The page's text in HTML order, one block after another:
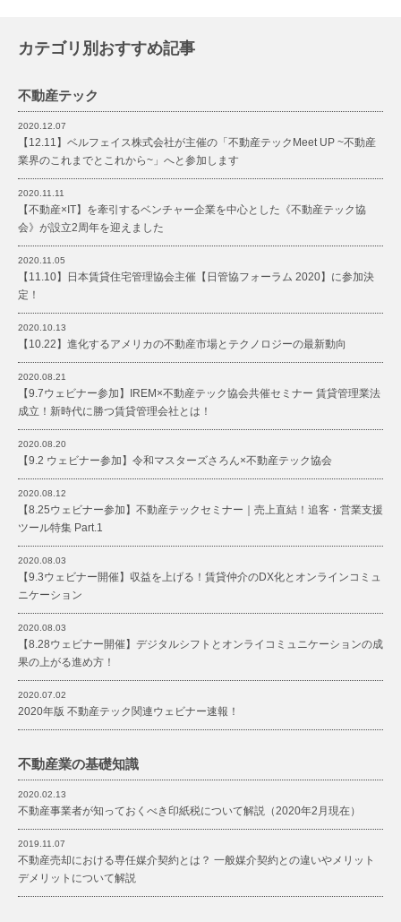
カテゴリ別おすすめ記事
不動産テック
2020.12.07
【12.11】ベルフェイス株式会社が主催の「不動産テックMeet UP ~不動産
業界のこれまでとこれから~」へと参加します
2020.11.11
【不動産×IT】を牽引するベンチャー企業を中心とした《不動産テック協
会》が設立2周年を迎えました
2020.11.05
【11.10】日本賃貸住宅管理協会主催【日管協フォーラム 2020】に参加決
定！
2020.10.13
【10.22】進化するアメリカの不動産市場とテクノロジーの最新動向
2020.08.21
【9.7ウェビナー参加】IREM×不動産テック協会共催セミナー 賃貸管理業法
成立！新時代に勝つ賃貸管理会社とは！
2020.08.20
【9.2 ウェビナー参加】令和マスターズさろん×不動産テック協会
2020.08.12
【8.25ウェビナー参加】不動産テックセミナー｜売上直結！追客・営業支援
ツール特集 Part.1
2020.08.03
【9.3ウェビナー開催】収益を上げる！賃貸仲介のDX化とオンラインコミュ
ニケーション
2020.08.03
【8.28ウェビナー開催】デジタルシフトとオンライコミュニケーションの成
果の上がる進め方！
2020.07.02
2020年版 不動産テック関連ウェビナー速報！
不動産業の基礎知識
2020.02.13
不動産事業者が知っておくべき印紙税について解説（2020年2月現在）
2019.11.07
不動産売却における専任媒介契約とは？ 一般媒介契約との違いやメリット
デメリットについて解説